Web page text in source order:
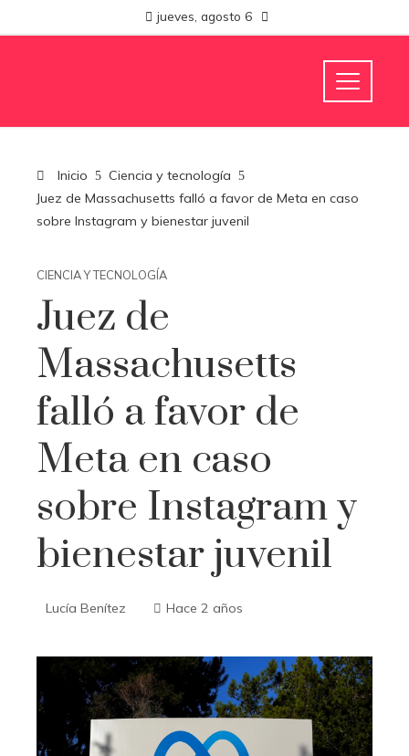
jueves, agosto 6
Inicio
Ciencia y tecnología
Juez de Massachusetts falló a favor de Meta en caso
sobre Instagram y bienestar juvenil
CIENCIA Y TECNOLOGÍA
Juez de
Massachusetts
falló a favor de
Meta en caso
sobre Instagram y
bienestar juvenil
Lucía Benítez Hace 2 años